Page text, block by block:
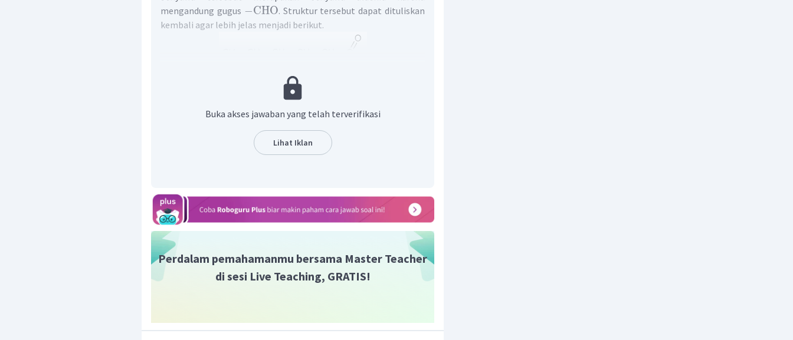
mengandung gugus −CHO. Struktur tersebut dapat dituliskan
kembali agar lebih jelas menjadi berikut.
Karena senyawa tersebut tidak memiliki cabang, maka
penamaannya disesuaikan dengan jumlah atom C yang dimiliki,
yaitu 5 atom C (heksa). Penamaan IUPAC untuk alkanal mirip
, sehingga nama senyawa tersebut adalah heksanal.
Jadi, nama senyawa tersebut adalah heksanal.
Buka akses jawaban yang telah terverifikasi
Lihat Iklan
Perdalam pemahamanmu bersama Master Teacher
di sesi Live Teaching, GRATIS!